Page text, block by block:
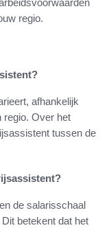
regio.
afhankelijk
regio. Over het
tussen de
de salarisschaal
betekent dat het